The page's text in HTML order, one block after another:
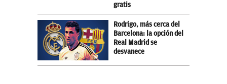
gratis
Rodrigo, más cerca del
Barcelona: la opción del
Real Madrid se
desvanece